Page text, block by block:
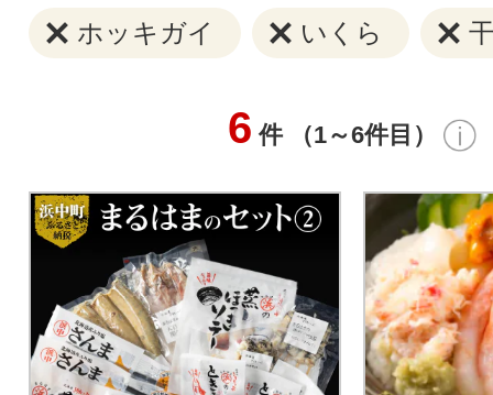
ホッキガイ いくら
6 件 （1～6件目）